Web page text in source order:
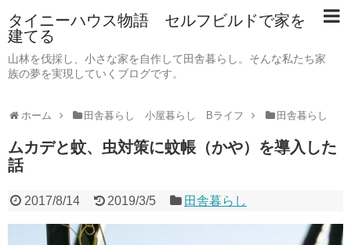
タイニーハウス物語 セルフビルドで家を
建てる
山林を伐採し、小さな家を自作して田舎暮らし。そんな私たち家
族の夢を実現していくブログです。
ホーム 田舎暮らし 小屋暮らし Bライフ 田舎暮らし
ムカデと蚊、虫対策に蚊帳（かや）を導入した
話
2017/8/14 2019/3/5 田舎暮らし